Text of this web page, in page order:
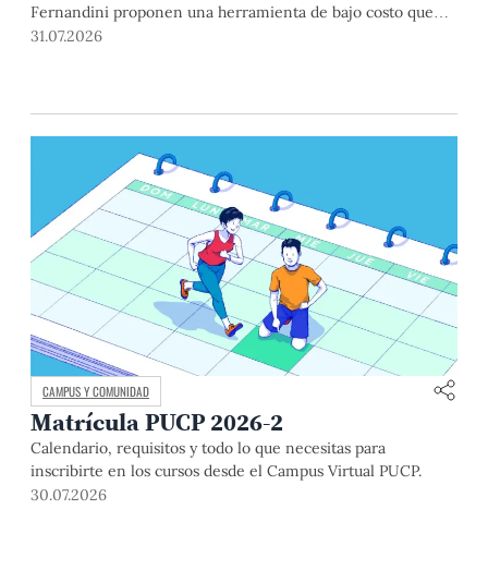
Fernandini proponen una herramienta de bajo costo que
combina datos abiertos, mapas, sistemas de información
31.07.2026
CAMPUS Y COMUNIDAD
Matrícula PUCP 2026-2
Calendario, requisitos y todo lo que necesitas para
inscribirte en los cursos desde el Campus Virtual PUCP.
30.07.2026